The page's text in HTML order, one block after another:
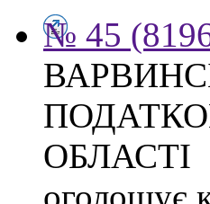
№ 45
ОБЛАСТІ
оголошує